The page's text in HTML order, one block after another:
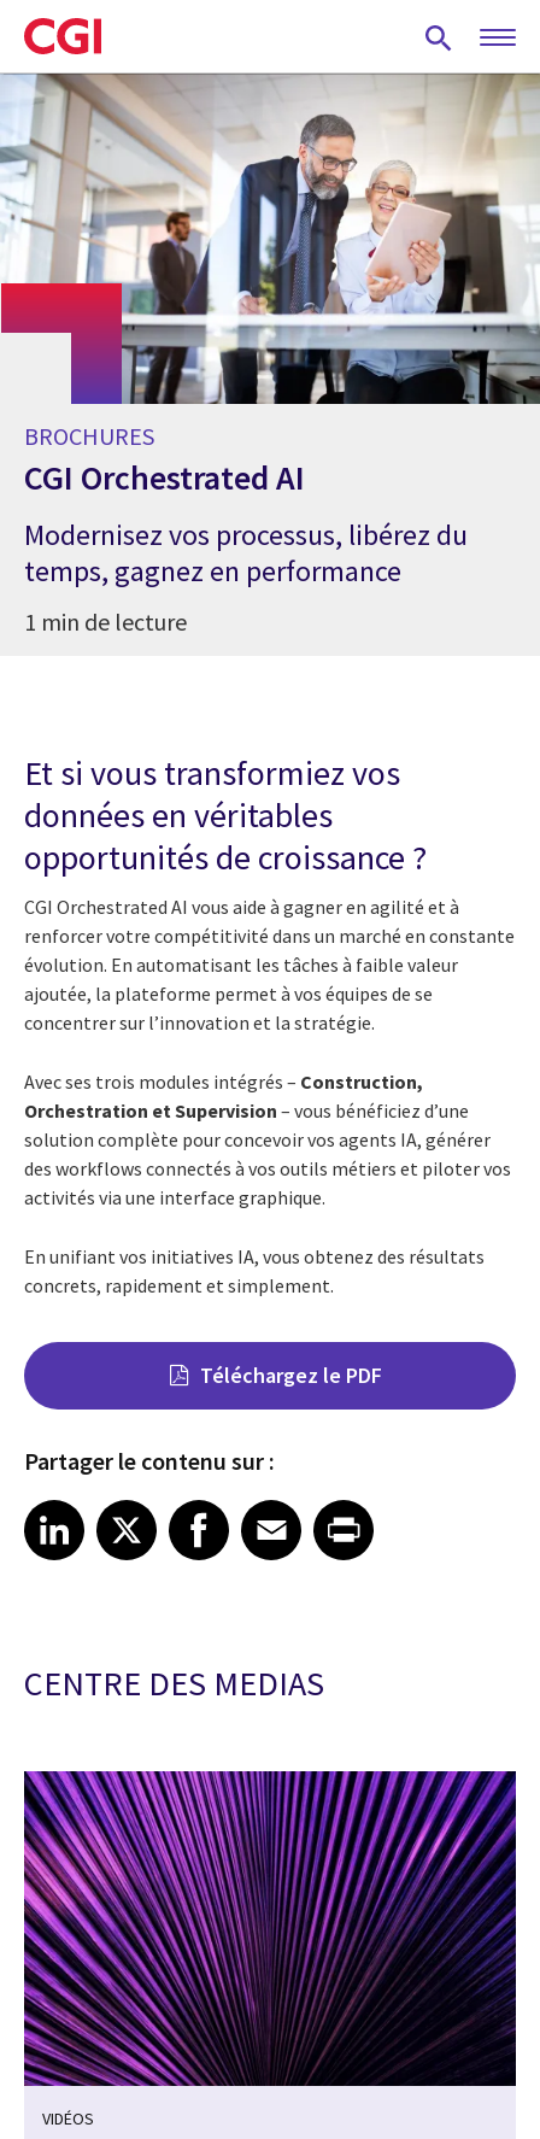
Skip
to
main
content
BROCHURES
CGI Orchestrated AI
Modernisez vos processus, libérez du
temps, gagnez en performance
1 min de lecture
Et si vous transformiez vos
données en véritables
opportunités de croissance ?
CGI Orchestrated AI vous aide à gagner en agilité et à
renforcer votre compétitivité dans un marché en constante
évolution. En automatisant les tâches à faible valeur
ajoutée, la plateforme permet à vos équipes de se
concentrer sur l’innovation et la stratégie.
Avec ses trois modules intégrés – Construction,
Orchestration et Supervision – vous bénéficiez d’une
solution complète pour concevoir vos agents IA, générer
des workflows connectés à vos outils métiers et piloter vos
activités via une interface graphique.
En unifiant vos initiatives IA, vous obtenez des résultats
concrets, rapidement et simplement.
Téléchargez le PDF
Partager le contenu sur :
Share on LinkedIn
LinkedIn
Share on X Share on Facebook
Facebook
Share on EmailEmailShare on Print
CENTRE DES MEDIAS
VIDÉOS